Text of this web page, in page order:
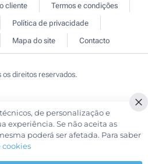
cliente
Termos e condições
Política de privacidade
Mapa do site Contacto
os direitos reservados.
de personalização e
experiência. Se não aceita as
poderá ser afetada. Para saber